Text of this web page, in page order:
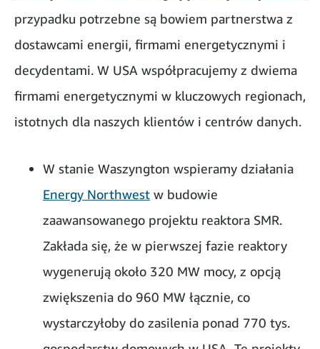
przypadku potrzebne są bowiem partnerstwa z
dostawcami energii, firmami energetycznymi i
decydentami. W USA współpracujemy z dwiema
firmami energetycznymi w kluczowych regionach,
istotnych dla naszych klientów i centrów danych.
W stanie Waszyngton wspieramy działania
Energy Northwest w budowie
zaawansowanego projektu reaktora SMR.
Zakłada się, że w pierwszej fazie reaktory
wygenerują około 320 MW mocy, z opcją
zwiększenia do 960 MW łącznie, co
wystarczyłoby do zasilenia ponad 770 tys.